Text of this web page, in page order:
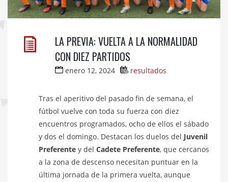
LA PREVIA: VUELTA A LA NORMALIDAD
CON DIEZ PARTIDOS
enero 12, 2024 resultados
Tras el aperitivo del pasado fin de semana, el
fútbol vuelve con toda su fuerza con diez
encuentros programados, ocho de ellos el sábado
y dos el domingo. Destacan los duelos del Juvenil
Preferente y del Cadete Preferente, que cercanos
a la zona de descenso necesitan puntuar en la
última jornada de la primera vuelta, aunque